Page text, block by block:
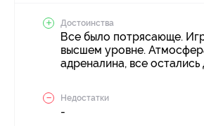
Достоинства
Все было потрясающе.
высшем уровне.
адреналина, все остались
Недостатки
-